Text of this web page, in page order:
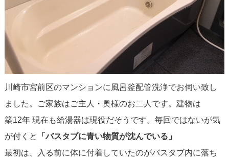
川崎市宮前区のマンションに風呂釜配管洗浄でお伺い致し
ました。ご家族はご主人・奥様のお二人です。建物は
築12年 現在も給湯器は現役だそうです。毎回ではないが気
が付くと
「バスタブに青い物質が沈んでいる」
最初は、入る前に体に付着していたのがバスタブ内に落ち